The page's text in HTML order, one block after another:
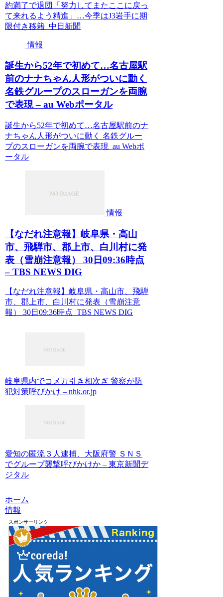
約満了で退団「努力してまたここに戻っ
て来れるよう精進」…今季はJ3岩手に期
限付き移籍 中日新聞
情報
誕生から52年で初めて…名古屋駅
前のナナちゃん人形がついに動く
名鉄グループのスローガンを両腕
で表現 – au Webポータル
誕生から52年で初めて…名古屋駅前のナ
ナちゃん人形がついに動く 名鉄グルー
プのスローガンを両腕で表現 au Webポ
ータル
情報
【なだれ注意報】岐阜県・高山
市、飛騨市、郡上市、白川村に発
表（雪崩注意報） 30日09:36時点
– TBS NEWS DIG
【なだれ注意報】岐阜県・高山市、飛騨
市、郡上市、白川村に発表（雪崩注意
報） 30日09:36時点 TBS NEWS DIG
岐阜県内でコメ万引き相次ぎ 警察が防
犯対策呼びかけ – nhk.or.jp
愛知の匿流３人逮捕、大阪府警 ＳＮＳ
でグループ襲撃呼びかけか – 東京新聞デ
ジタル
ホーム
情報
スポンサーリンク